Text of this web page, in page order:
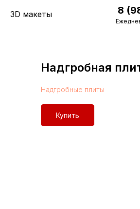
3D макеты 8
Надгробная
Надгробные плиты
Купить